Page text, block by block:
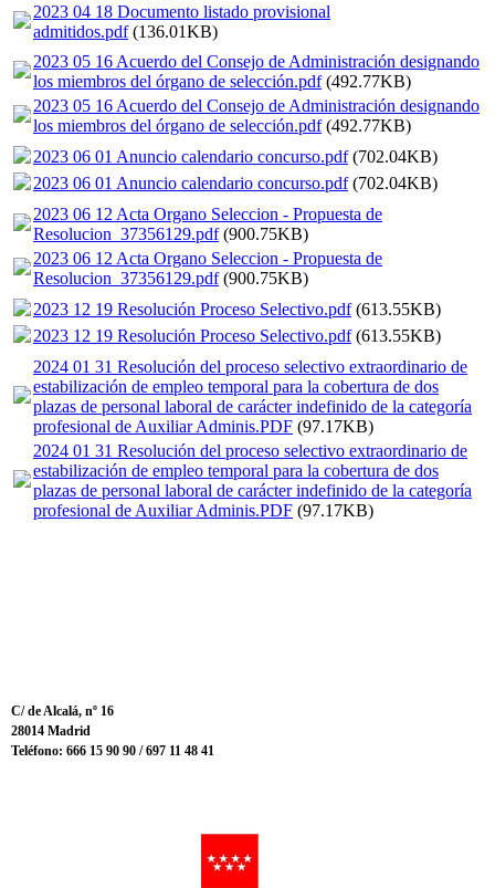
2023 04 18 Documento listado provisional
admitidos.pdf(136.01KB)
2023 05 16 Acuerdo del Consejo de Administración designando
los miembros del órgano de selección.pdf(492.77KB)
2023 05 16 Acuerdo del Consejo de Administración designando
los miembros del órgano de selección.pdf(492.77KB)
2023 06 01 Anuncio calendario concurso.pdf(702.04KB)
2023 06 01 Anuncio calendario concurso.pdf(702.04KB)
2023 06 12 Acta Organo Seleccion - Propuesta de
Resolucion_37356129.pdf(900.75KB)
2023 06 12 Acta Organo Seleccion - Propuesta de
Resolucion_37356129.pdf(900.75KB)
2023 12 19 Resolución Proceso Selectivo.pdf(613.55KB)
2023 12 19 Resolución Proceso Selectivo.pdf(613.55KB)
2024 01 31 Resolución del proceso selectivo extraordinario de
estabilización de empleo temporal para la cobertura de dos
plazas de personal laboral de carácter indefinido de la categoría
profesional de Auxiliar Adminis.PDF (97.17KB)
2024 01 31 Resolución del proceso selectivo extraordinario de
estabilización de empleo temporal para la cobertura de dos
plazas de personal laboral de carácter indefinido de la categoría
profesional de Auxiliar Adminis.PDF (97.17KB)
C/ de Alcalá, nº 16
28014 Madrid
Teléfono: 666 15 90 90 / 697 11 48 41